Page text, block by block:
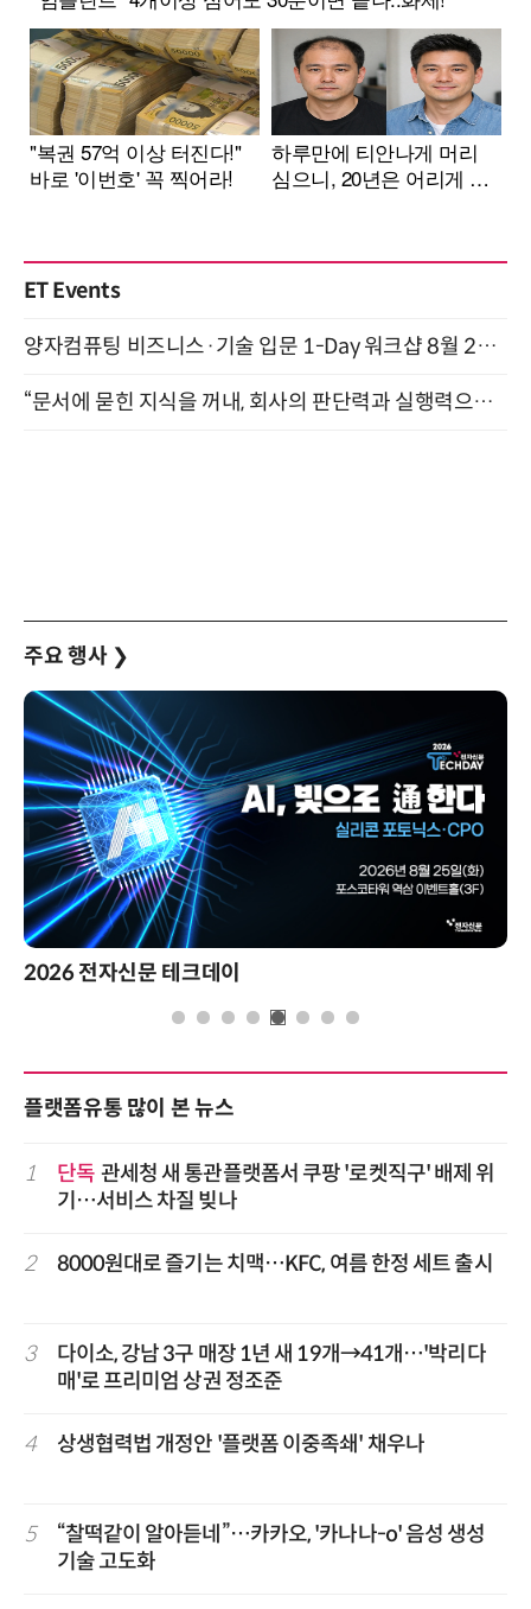
ET Events
양자컴퓨팅 비즈니스·기술 입문 1-Day 워크샵 8월 28일 개최
“문서에 묻힌 지식을 꺼내, 회사의 판단력과 실행력으로 바꾸다” (8/20)
주요 행사 ❯
2026 전자신문 테크데이
플랫폼유통 많이 본 뉴스
1 단독 관세청 새 통관플랫폼서 쿠팡 '로켓직구' 배제 위
기…서비스 차질 빚나
2 8000원대로 즐기는 치맥…KFC, 여름 한정 세트 출시
3
다이소, 강남 3구 매장 1년 새 19개→41개…'박리다
매'로 프리미엄 상권 정조준
4 상생협력법 개정안 '플랫폼 이중족쇄' 채우나
5
“찰떡같이 알아듣네”…카카오, '카나나-o' 음성 생성
기술 고도화